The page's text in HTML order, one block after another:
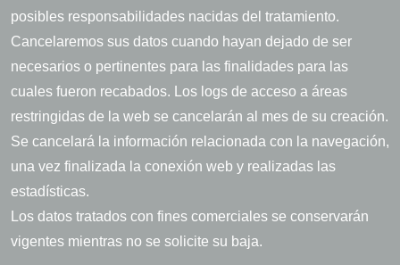
posibles responsabilidades nacidas del tratamiento.
Cancelaremos sus datos cuando hayan dejado de ser
necesarios o pertinentes para las finalidades para las
cuales fueron recabados. Los logs de acceso a áreas
restringidas de la web se cancelarán al mes de su creación.
Se cancelará la información relacionada con la navegación,
una vez finalizada la conexión web y realizadas las
estadísticas.
Los datos tratados con fines comerciales se conservarán
vigentes mientras no se solicite su baja.